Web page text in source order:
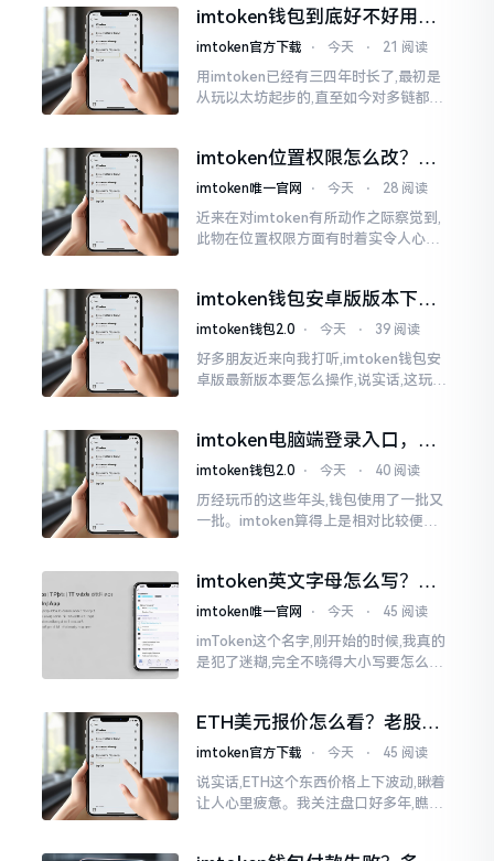
睹过非常多的人
imtoken钱包到底好不好用？
老玩家说说真实体验
imtoken官方下载 ⋅ 今天 ⋅ 21 阅读
用imtoken已经有三四年时长了,最初是
从玩以太坊起步的,直至如今对多链都有
imtoken位置权限怎么改？手
把手教你搞定
imtoken唯一官网 ⋅ 今天 ⋅ 28 阅读
近来在对imtoken有所动作之际察觉到,
此物在位置权限方面有时着实令人心生
的模样
imtoken钱包安卓版版本下载
安装教程
imtoken钱包2.0 ⋅ 今天 ⋅ 39 阅读
好多朋友近来向我打听,imtoken钱包安
卓版最新版本要怎么操作,说实话,这玩意
0版本
imtoken电脑端登录入口，地
址在这里
imtoken钱包2.0 ⋅ 今天 ⋅ 40 阅读
历经玩币的这些年头,钱包使用了一批又
一批。imtoken算得上是相对比较便于
就得去寻觅电脑端的入口。
imtoken英文字母怎么写？正
确拼写看这里
imtoken唯一官网 ⋅ 今天 ⋅ 45 阅读
imToken这个名字,刚开始的时候,我真的
是犯了迷糊,完全不晓得大小写要怎么去
ETH美元报价怎么看？老股民
手把手教你盯盘
imtoken官方下载 ⋅ 今天 ⋅ 45 阅读
说实话,ETH这个东西价格上下波动,瞅着
让人心里疲惫。我关注盘口好多年,瞧见